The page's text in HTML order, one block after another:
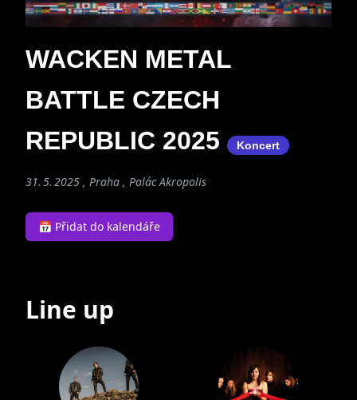
WACKEN METAL
BATTLE CZECH
REPUBLIC 2025
Koncert
31. 5. 2025 , Praha , Palác Akropolis
📅 Přidat do kalendáře
Line up